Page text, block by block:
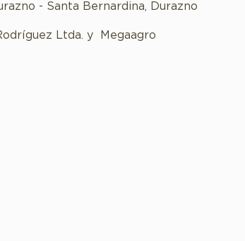
- Santa Bernardina, Durazno
Ltda. y Megaagro